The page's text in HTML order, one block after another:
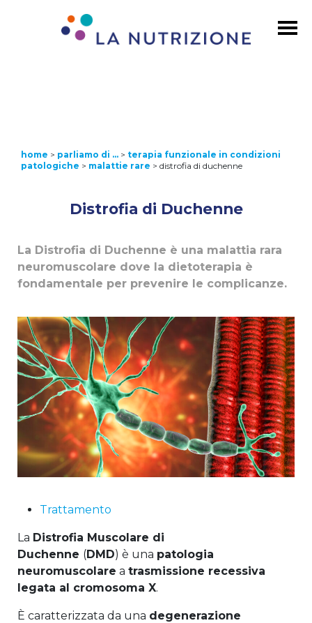
home > parliamo di … > terapia funzionale in condizioni
patologiche > malattie rare > distrofia di duchenne
Distrofia di Duchenne
La Distrofia di Duchenne è una malattia rara
neuromuscolare dove la dietoterapia è
fondamentale per prevenire le complicanze.
Trattamento
La Distrofia Muscolare di
Duchenne (DMD) è una patologia
neuromuscolare a trasmissione recessiva
legata al cromosoma X.
È caratterizzata da una degenerazione